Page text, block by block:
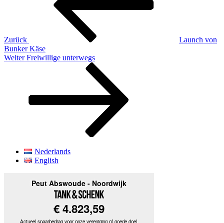
Zurück
Launch von
Bunker Käse
Nächster
Weiter Freiwillige unterwegs
Nederlands
English